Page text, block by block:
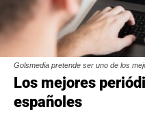
Golsmedia pretende ser uno de los
Los mejores
españoles